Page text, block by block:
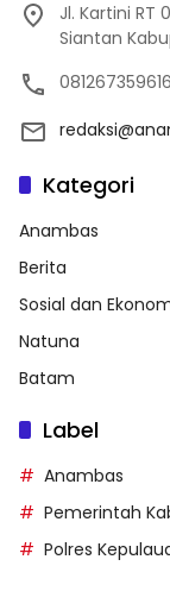
Jl. Kartini RT
Siantan
081267359616
Kategori
Anambas
Berita
Sosial dan
Natuna
Batam
Label
Anambas
Pemerintah
Polres